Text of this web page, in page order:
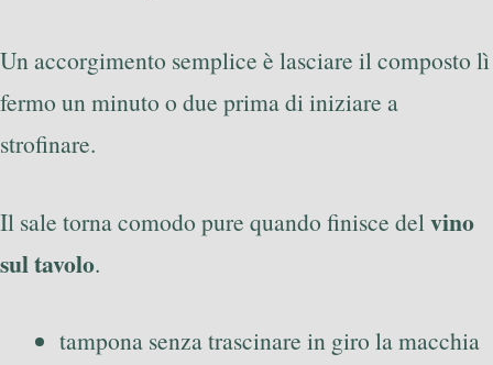
Un accorgimento semplice è lasciare il composto lì
fermo un minuto o due prima di iniziare a
strofinare.
Il sale torna comodo pure quando finisce del vino
sul tavolo.
tampona senza trascinare in giro la macchia